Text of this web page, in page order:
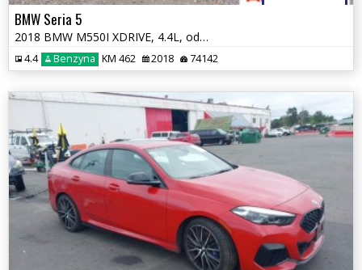
BMW Seria 5
2018 BMW M550I XDRIVE, 4.4L, od ubezpieczalni
4.4 Benzyna KM 462 2018 74142